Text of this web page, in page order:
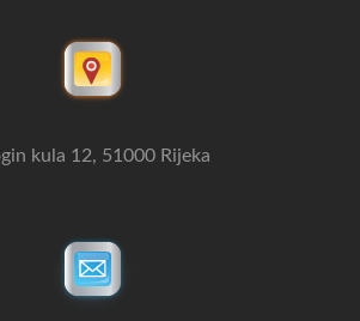
kula 12, 51000 Rijeka